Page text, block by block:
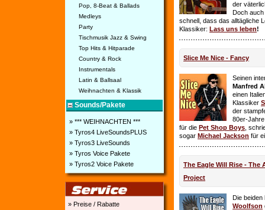
Pop, 8-Beat & Ballads
Medleys
Party
Tischmusik Jazz & Swing
Top Hits & Hitparade
Country & Rock
Instrumentals
Latin & Ballsaal
Weihnachten & Klassik
Sounds/Pakete
» *** WEIHNACHTEN ***
» Tyros4 LiveSoundsPLUS
» Tyros3 LiveSounds
» Tyros Voice Pakete
» Tyros2 Voice Pakete
» Preise / Rabatte
der
Doch auch
schnell, dass das alltägliche
Klassiker: Lass uns leben!
Slice Me Nice - Fancy
Seinen
Manfred
einen
Klassiker
der
80er-
für die Pet Shop Boys ,
sogar Michael Jackson für
The Eagle Will Rise - The
Project
Die beiden
Woolfson